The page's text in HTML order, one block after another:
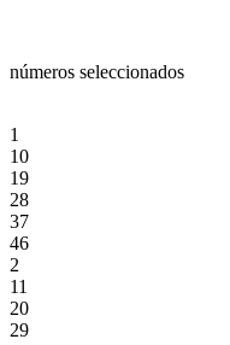
números seleccionados
1
10
19
28
37
46
2
11
20
29